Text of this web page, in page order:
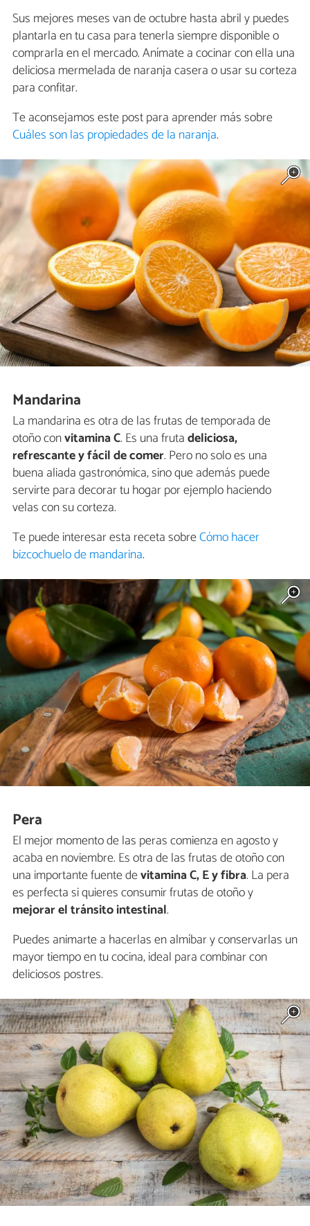
Sus mejores meses van de octubre hasta abril y puedes
plantarla en tu casa para tenerla siempre disponible o
comprarla en el mercado. Anímate a cocinar con ella una
deliciosa mermelada de naranja casera o usar su corteza
para confitar.
Te aconsejamos este post para aprender más sobre
Cuáles son las propiedades de la naranja.
Mandarina
La mandarina es otra de las frutas de temporada de
otoño convitamina C. Es una frutadeliciosa,
refrescante y fácil de comer. Pero no solo es una
buena aliada gastronómica, sino que además puede
servirte para decorar tu hogar por ejemplo haciendo
velas con su corteza.
Te puede interesar esta receta sobreCómo hacer
bizcochuelo de mandarina.
Pera
El mejor momento de las peras comienza en agosto y
acaba en noviembre. Es otra de las frutas de otoño con
una importante fuente devitamina C, E y fibra. La pera
es perfecta si quieres consumir frutas de otoño y
mejorar el tránsito intestinal.
Puedes animarte a hacerlas en almíbar y conservarlas un
mayor tiempo en tu cocina, ideal para combinar con
deliciosos postres.